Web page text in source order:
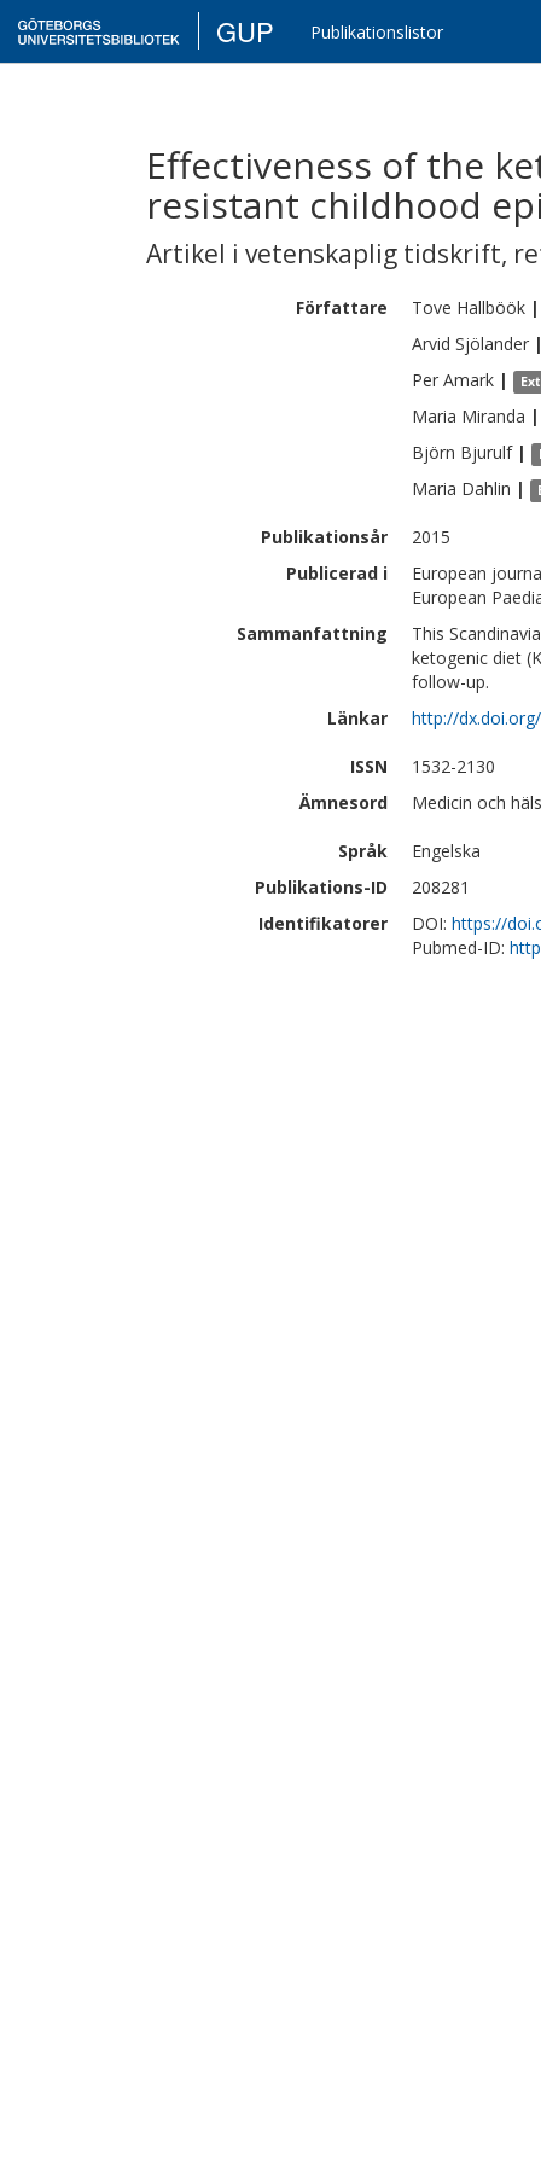
GUP Publikationslistor
Effectiveness of the
resistant childhood
Artikel i vetenskaplig tidskrift,
Författare Tove Hallböök |
Arvid Sjölander
Per Amark |
Maria Miranda |
Björn Bjurulf |
Maria Dahlin |
Publikationsår
2015
Publicerad i
European
European
Sammanfattning
This
ketogenic diet
follow-up.
Länkar
http://
ISSN
1532-2130
Ämnesord
Medicin och
Språk
Engelska
Publikations-ID
208281
Identifikatorer
DOI: https://
Pubmed-ID: